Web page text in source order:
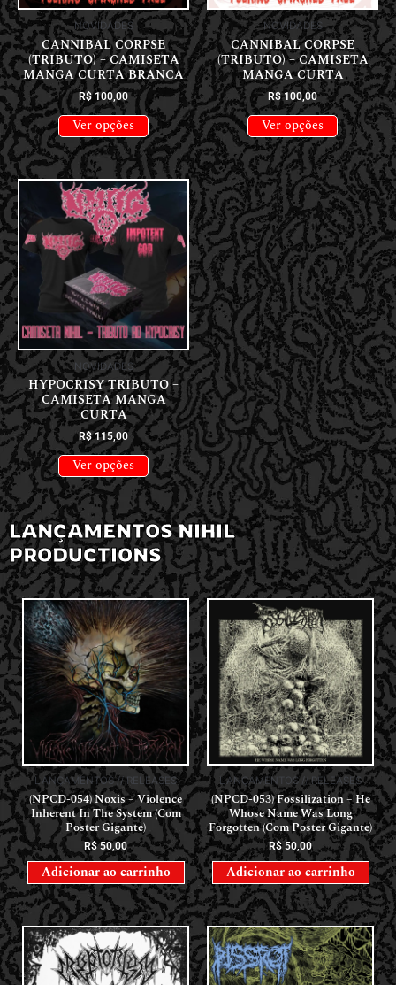
NOVIDADES
CANNIBAL CORPSE
(TRIBUTO) – CAMISETA
MANGA CURTA BRANCA
R$100,00
Ver opções
NOVIDADES
CANNIBAL CORPSE
(TRIBUTO) – CAMISETA
MANGA CURTA
R$100,00
Ver opções
NOVIDADES
HYPOCRISY TRIBUTO –
CAMISETA MANGA
CURTA
R$115,00
Ver opções
LANÇAMENTOS NIHIL
PRODUCTIONS
LANÇAMENTOS // RELEASES
(NPCD-054) Noxis – Violence
Inherent In The System (Com
Poster Gigante)
R$50,00
Adicionar ao carrinho
LANÇAMENTOS // RELEASES
(NPCD-053) Fossilization – He
Whose Name Was Long
Forgotten (Com Poster Gigante)
R$ 50,00
Adicionar ao carrinho